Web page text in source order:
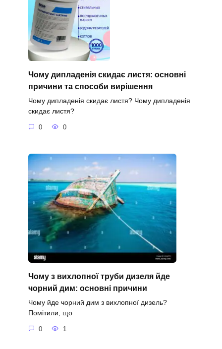
Чому дипладенія скидає листя: основні
причини та способи вирішення
Чому дипладенія скидає листя? Чому дипладенія
скидає листя?
0 0
Чому з вихлопної труби дизеля йде
чорний дим: основні причини
Чому йде чорний дим з вихлопної дизель?
Помітили, що
0 1